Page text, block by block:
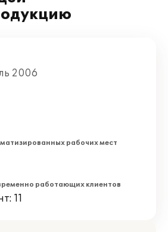
2006
рабочих мест
работающих клиентов
11